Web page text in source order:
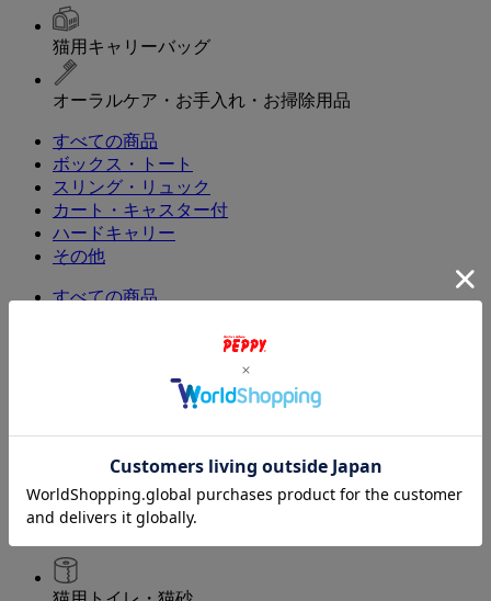
猫用キャリーバッグ
オーラルケア・お手入れ・お掃除用品
すべての商品
ボックス・トート
スリング・リュック
カート・キャスター付
ハードキャリー
その他
すべての商品
掃除用品・除菌・消臭剤
ノミ・ダニ・蚊対策
看護・投薬
毛玉ケア
涙やけ・耳ケア
猫用シャンプー・バス用品